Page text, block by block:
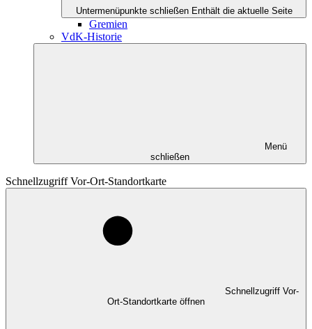
Untermenüpunkte schließen Enthält die aktuelle Seite
Gremien
VdK-Historie
Menü
schließen
Schnellzugriff Vor-Ort-Standortkarte
Schnellzugriff Vor-
Ort-Standortkarte öffnen